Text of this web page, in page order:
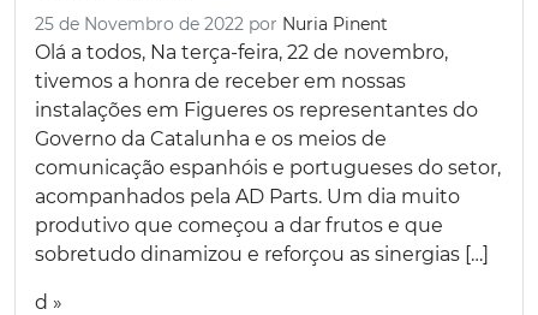
25 de Novembro de 2022 por Nuria Pinent
Olá a todos, Na terça-feira, 22 de novembro,
tivemos a honra de receber em nossas
instalações em Figueres os representantes do
Governo da Catalunha e os meios de
comunicação espanhóis e portugueses do setor,
acompanhados pela AD Parts. Um dia muito
produtivo que começou a dar frutos e que
sobretudo dinamizou e reforçou as sinergias […]
d »